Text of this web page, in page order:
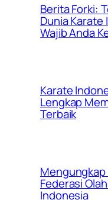
Berita Forki:
Dunia Karate
Wajib Anda
Karate
Lengkap
Terbaik
Federasi
Indonesia